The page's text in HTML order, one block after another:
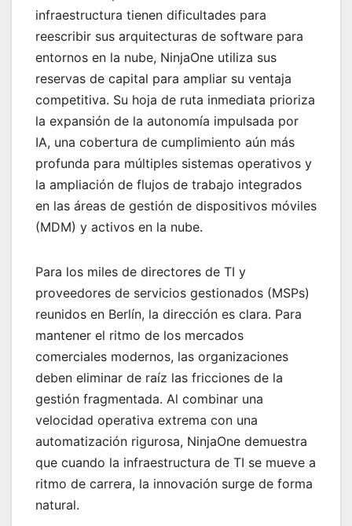
infraestructura tienen dificultades para
reescribir sus arquitecturas de software para
entornos en la nube, NinjaOne utiliza sus
reservas de capital para ampliar su ventaja
competitiva. Su hoja de ruta inmediata prioriza
la expansión de la autonomía impulsada por
IA, una cobertura de cumplimiento aún más
profunda para múltiples sistemas operativos y
la ampliación de flujos de trabajo integrados
en las áreas de gestión de dispositivos móviles
(MDM) y activos en la nube.
Para los miles de directores de TI y
proveedores de servicios gestionados (MSPs)
reunidos en Berlín, la dirección es clara. Para
mantener el ritmo de los mercados
comerciales modernos, las organizaciones
deben eliminar de raíz las fricciones de la
gestión fragmentada. Al combinar una
velocidad operativa extrema con una
automatización rigurosa, NinjaOne demuestra
que cuando la infraestructura de TI se mueve a
ritmo de carrera, la innovación surge de forma
natural.